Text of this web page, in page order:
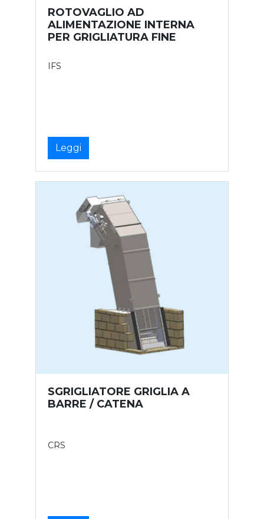
ROTOVAGLIO AD
ALIMENTAZIONE INTERNA
PER GRIGLIATURA FINE
IFS
Leggi
SGRIGLIATORE GRIGLIA A
BARRE / CATENA
CRS